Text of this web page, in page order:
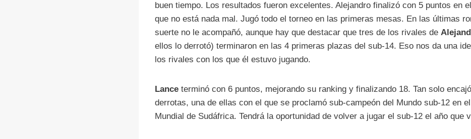
buen tiempo. Los resultados fueron excelentes. Alejandro finalizó con 5 puntos en
que no está nada mal. Jugó todo el torneo en las primeras mesas. En las últimas
suerte no le acompañó, aunque hay que destacar que tres de los rivales de
ellos lo derrotó) terminaron en las 4 primeras plazas del sub-14. Eso nos da una
los rivales con los que él estuvo jugando.
Lance terminó con 6 puntos, mejorando su ranking y finalizando 18. Tan solo
derrotas, una de ellas con el que se proclamó sub-campeón del Mundo sub-12 en
Mundial de Sudáfrica. Tendrá la oportunidad de volver a jugar el sub-12 el año que